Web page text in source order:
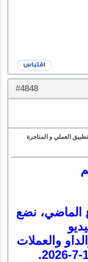
#
4848
العملي و المتاجرة
الماضي، نضع
والعملات